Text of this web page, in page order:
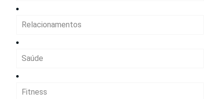
Relacionamentos
Saúde
Fitness